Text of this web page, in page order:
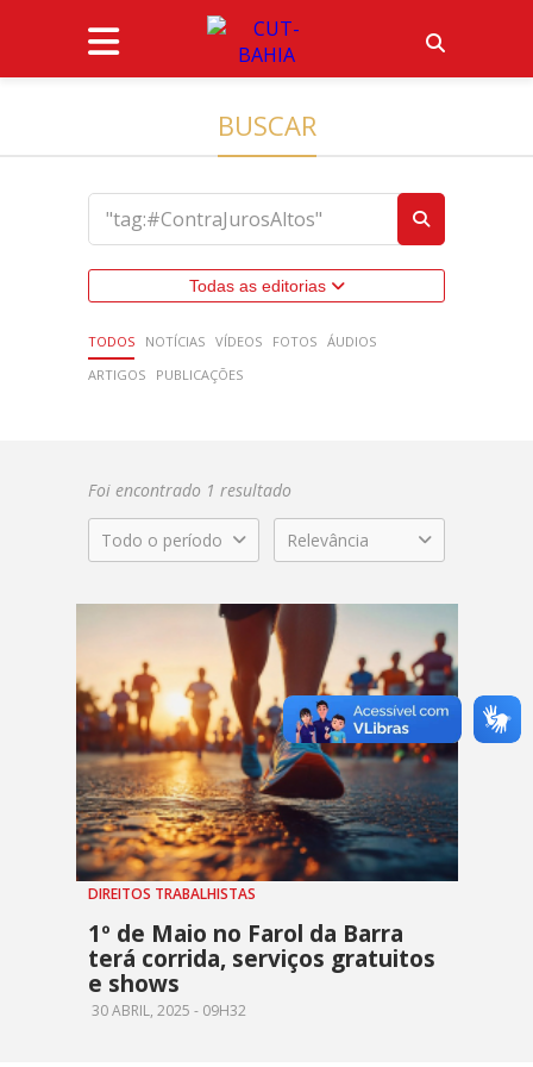
BUSCAR
Todas as editorias
TODOS NOTÍCIAS VÍDEOS FOTOS ÁUDIOS
ARTIGOS
PUBLICAÇÕES
Foi encontrado 1 resultado
Todo o período Relevância
DIREITOS TRABALHISTAS
1º de Maio no Farol da Barra
terá corrida, serviços gratuitos
e shows
30 ABRIL, 2025 - 09H32